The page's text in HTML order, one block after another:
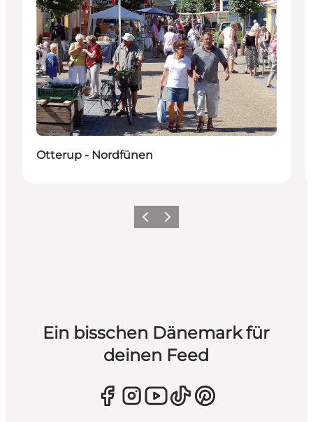
Otterup - Nordfünen
ZurückWeiter
Ein bisschen Dänemark für
deinen Feed